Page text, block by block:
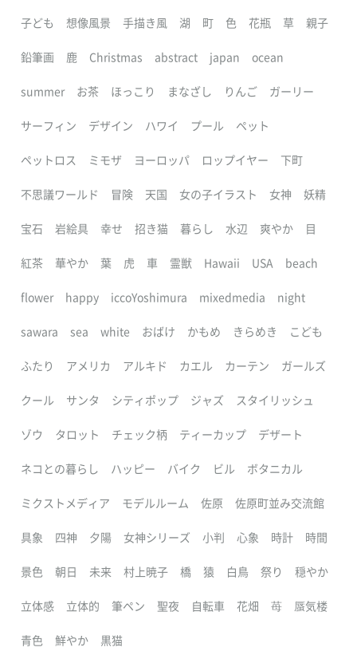
子ども 想像風景 手描き風 湖 町 色 花瓶 草 親子
鉛筆画 鹿 Christmas abstract japan ocean
summer お茶 ほっこり まなざし りんご ガーリー
サーフィン デザイン ハワイ プール ペット
ペットロス ミモザ ヨーロッパ ロップイヤー 下町
不思議ワールド 冒険 天国 女の子イラスト 女神 妖精
宝石 岩絵具 幸せ 招き猫 暮らし 水辺 爽やか 目
紅茶 華やか 葉 虎 車 霊獣 Hawaii USA beach
flower happy iccoYoshimura mixedmedia night
sawara sea white おばけ かもめ きらめき こども
ふたり アメリカ アルキド カエル カーテン ガールズ
クール サンタ シティポップ ジャズ スタイリッシュ
ゾウ タロット チェック柄 ティーカップ デザート
ネコとの暮らし ハッピー バイク ビル ボタニカル
ミクストメディア モデルルーム 佐原 佐原町並み交流館
具象 四神 夕陽 女神シリーズ 小判 心象 時計 時間
景色 朝日 未来 村上暁子 橋 猿 白鳥 祭り 穏やか
立体感 立体的 筆ペン 聖夜 自転車 花畑 苺 蜃気楼
青色 鮮やか 黒猫